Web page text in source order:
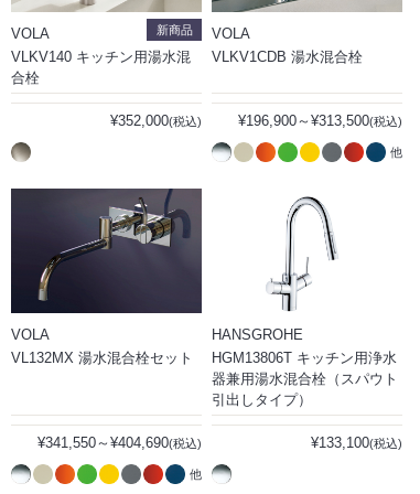
新商品
VOLA
VLKV140 キッチン用湯水混
合栓
¥352,000(税込)
VOLA
VLKV1CDB 湯水混合栓
¥196,900～¥313,500(税込)
他
VOLA
VL132MX 湯水混合栓セット
¥341,550～¥404,690(税込)
他
HANSGROHE
HGM13806T キッチン用浄水
器兼用湯水混合栓（スパウト
引出しタイプ）
¥133,100(税込)